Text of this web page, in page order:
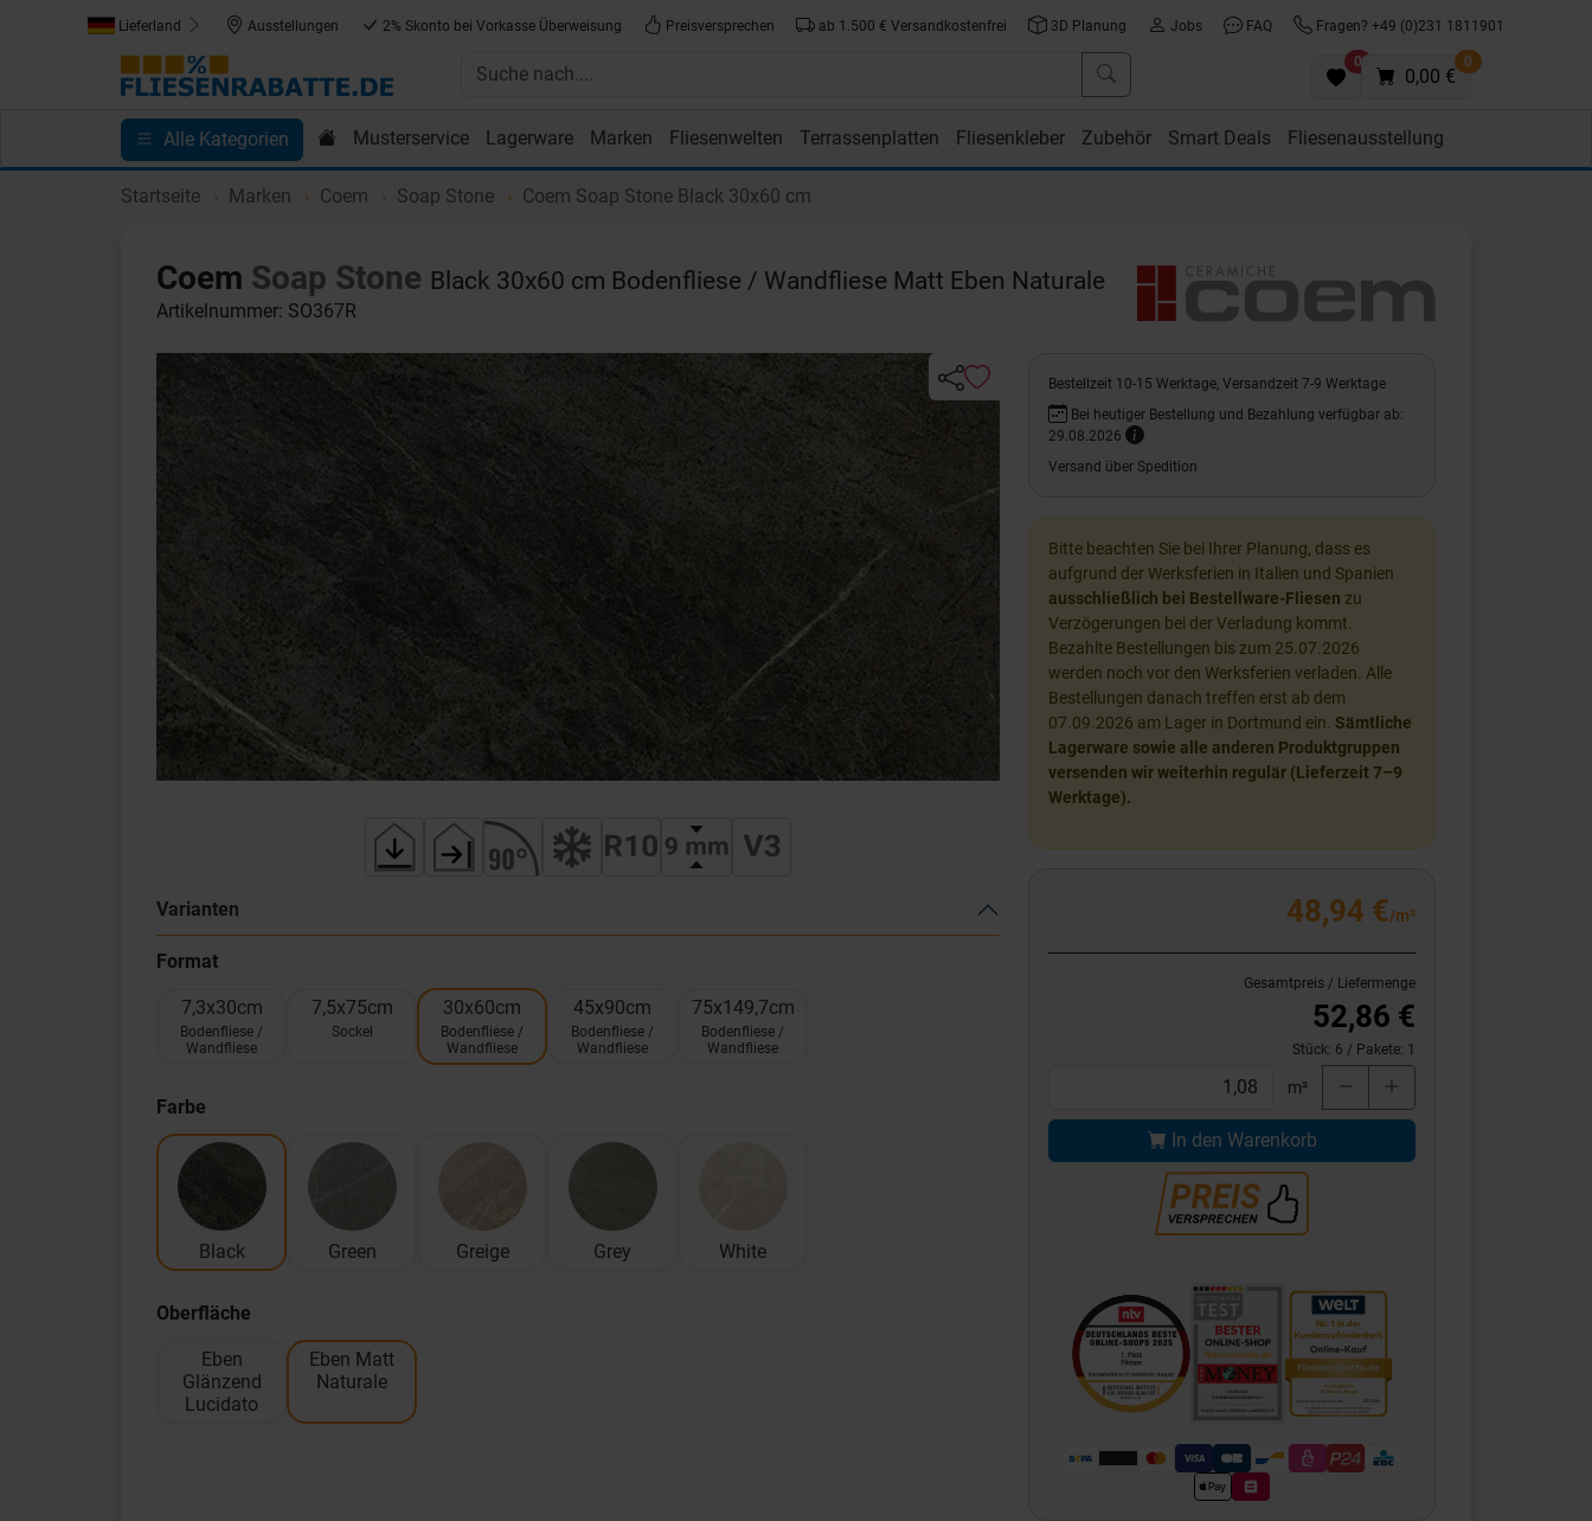
Lieferland Ausstellungen 2% Skonto bei Vorkasse Überweisung Preisversprechen ab 1.500 € Versandkostenfrei 3D Planung Jobs FAQ Fragen? +49 (0)231 1811901
0 0
0,00 €
Alle Kategorien Musterservice Lagerware Marken Fliesenwelten Terrassenplatten Fliesenkleber Zubehör Smart Deals Fliesenausstellung
Kundenprojekte Blog Einkaufen bei Fliesenrabatte.de
Startseite Marken Coem Soap Stone Coem Soap Stone Black 30x60 cm
Coem Soap Stone Black 30x60 cm Bodenfliese / Wandfliese Matt Eben Naturale
Artikelnummer: SO367R
Varianten
Format
7,3x30cm
Bodenfliese /
Wandfliese
7,5x75cm
Sockel
30x60cm
Bodenfliese /
Wandfliese
45x90cm
Bodenfliese /
Wandfliese
75x149,7cm
Bodenfliese /
Wandfliese
Farbe
Black Green Greige Grey White
Oberfläche
Eben
Glänzend
Lucidato
Eben Matt
Naturale
Bestellzeit 10-15 Werktage, Versandzeit 7-9 Werktage
Bei heutiger Bestellung und Bezahlung verfügbar ab:
29.08.2026
Versand über Spedition
Bitte beachten Sie bei Ihrer Planung, dass es
aufgrund der Werksferien in Italien und Spanien
ausschließlich bei Bestellware-Fliesen zu
Verzögerungen bei der Verladung kommt.
Bezahlte Bestellungen bis zum 25.07.2026
werden noch vor den Werksferien verladen. Alle
Bestellungen danach treffen erst ab dem
07.09.2026 am Lager in Dortmund ein. Sämtliche
Lagerware sowie alle anderen Produktgruppen
versenden wir weiterhin regulär (Lieferzeit 7–9
Werktage).
48,94 €/m²
Gesamtpreis / Liefermenge
52,86 €
Stück: 6 / Pakete: 1
m²
In den Warenkorb